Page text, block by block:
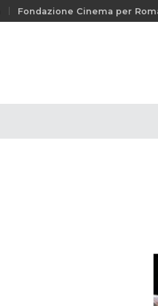
Fondazione Cinema per